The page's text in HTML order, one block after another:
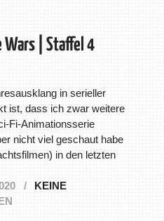
Wars | Staffel 4
in serieller
ist, dass ich zwar weitere
Fi-Animationsserie
nicht viel geschaut habe
in den letzten
KEINE